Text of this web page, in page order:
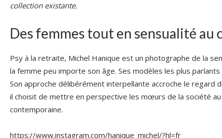
collection existante.
Des femmes tout en sensualité au
Psy à la retraite, Michel Hanique est un photographe de la
la femme peu importe son âge. Ses modèles les plus
Son approche délibérément interpellante accroche le regard
il choisit de mettre en perspective les mœurs de la société
contemporaine.
https://www.instagram.com/hanique_michel/?hl=fr